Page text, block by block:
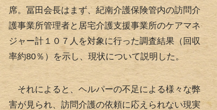
席。冨田会長はまず、紀南介護保険管内の訪問介
護事業所管理者と居宅介護支援事業所のケアマネ
ジャー計１０７人を対象に行った調査結果（回収
率約80％）を示し、現状について説明した。
それによると、ヘルパーの不足による様々な弊
害が見られ、訪問介護の依頼に応えられない現実